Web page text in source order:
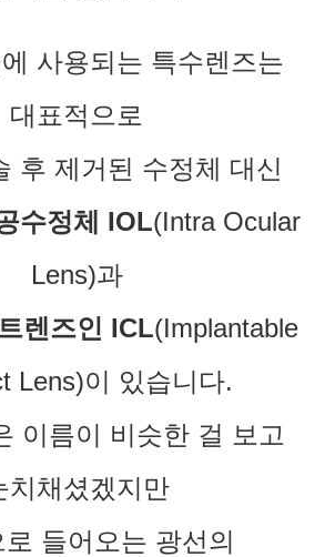
사용되는 특수렌즈는
대표적으로
후 제거된 수정체 대신
수정체 IOL(Intra Ocular
Lens)과
렌즈인 ICL(Implantable
Lens)이 있습니다.
이름이 비슷한 걸 보고
치채셨겠지만
들어오는 광선의